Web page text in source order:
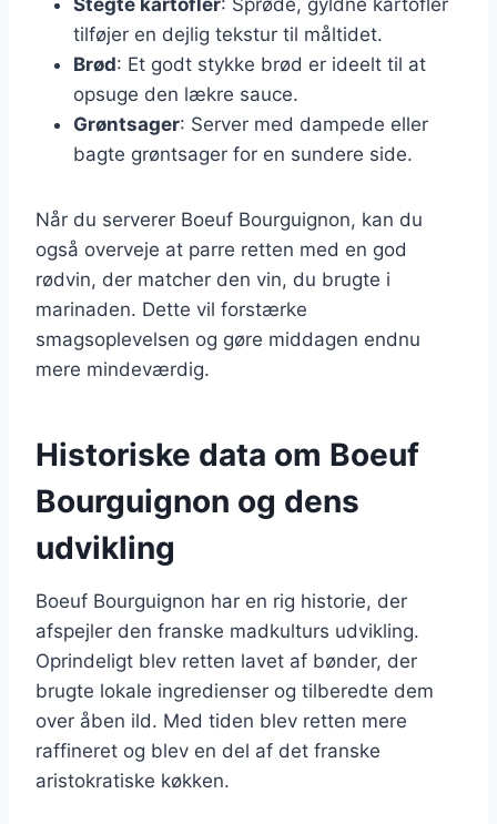
tilføjer en dejlig tekstur til måltidet.
Brød: Et godt stykke brød er ideelt til at
opsuge den lækre sauce.
Grøntsager: Server med dampede eller
bagte grøntsager for en sundere side.
Når du serverer Boeuf Bourguignon, kan du
også overveje at parre retten med en god
rødvin, der matcher den vin, du brugte i
marinaden. Dette vil forstærke
smagsoplevelsen og gøre middagen endnu
mere mindeværdig.
Historiske data om Boeuf
Bourguignon og dens
udvikling
Boeuf Bourguignon har en rig historie, der
afspejler den franske madkulturs udvikling.
Oprindeligt blev retten lavet af bønder, der
brugte lokale ingredienser og tilberedte dem
over åben ild. Med tiden blev retten mere
raffineret og blev en del af det franske
aristokratiske køkken.